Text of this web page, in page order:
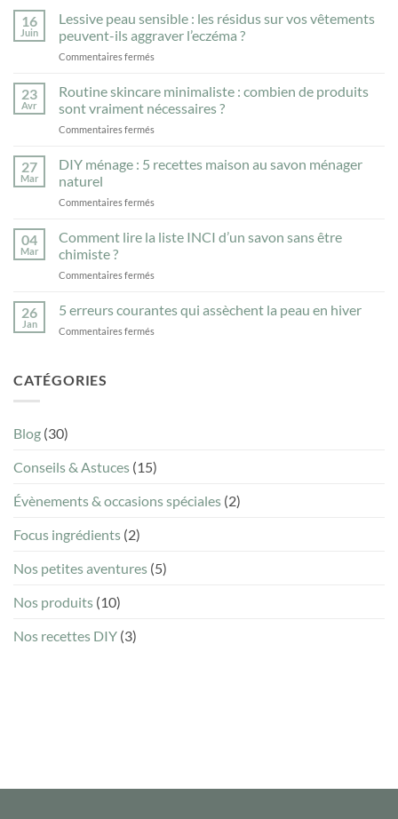
16
Juin
Lessive peau sensible : les résidus sur vos vêtements
peuvent-ils aggraver l’eczéma ?
Commentaires fermés
sensible
:
les
sur
peuvent-
aggraver
23
Avr
Routine skincare minimaliste : combien de produits
sont vraiment nécessaires ?
Commentaires fermés
skincare
minimaliste
combien
produits
nécessaires
27
Mar
DIY ménage : 5 recettes maison au savon ménager
naturel
Commentaires fermés
ménage
:
recettes
au
ménager
04
Mar
Comment lire la liste INCI d’un savon sans être
chimiste ?
Commentaires fermés
lire
la
liste
26
Jan
5 erreurs courantes qui assèchent la peau en hiver
Commentaires fermés
hiver
CATÉGORIES
Blog (30)
Conseils & Astuces (15)
Évènements & occasions spéciales (2)
Focus ingrédients (2)
Nos petites aventures (5)
Nos produits (10)
Nos recettes DIY (3)